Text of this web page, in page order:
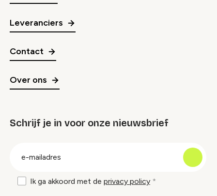
Leveranciers
Contact
Over ons
Schrijf je in voor onze nieuwsbrief
Ik ga akkoord met de privacy policy